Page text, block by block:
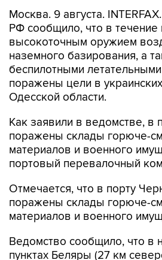
Москва. 9 августа.
РФ сообщило, что в течение
высокоточным оружием
наземного базирования, а
беспилотными
поражены цели в
Одесской области.
Как заявили в ведомстве, в
поражены склады горюче-
материалов и военного
портовый перевалочный
Отмечается, что в порту
поражены склады горюче-
материалов и военного
Ведомство сообщило, что в
пунктах Беляры (27 км